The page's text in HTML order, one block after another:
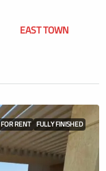
EAST TOWN
FOR RENT FULLY FINISHED